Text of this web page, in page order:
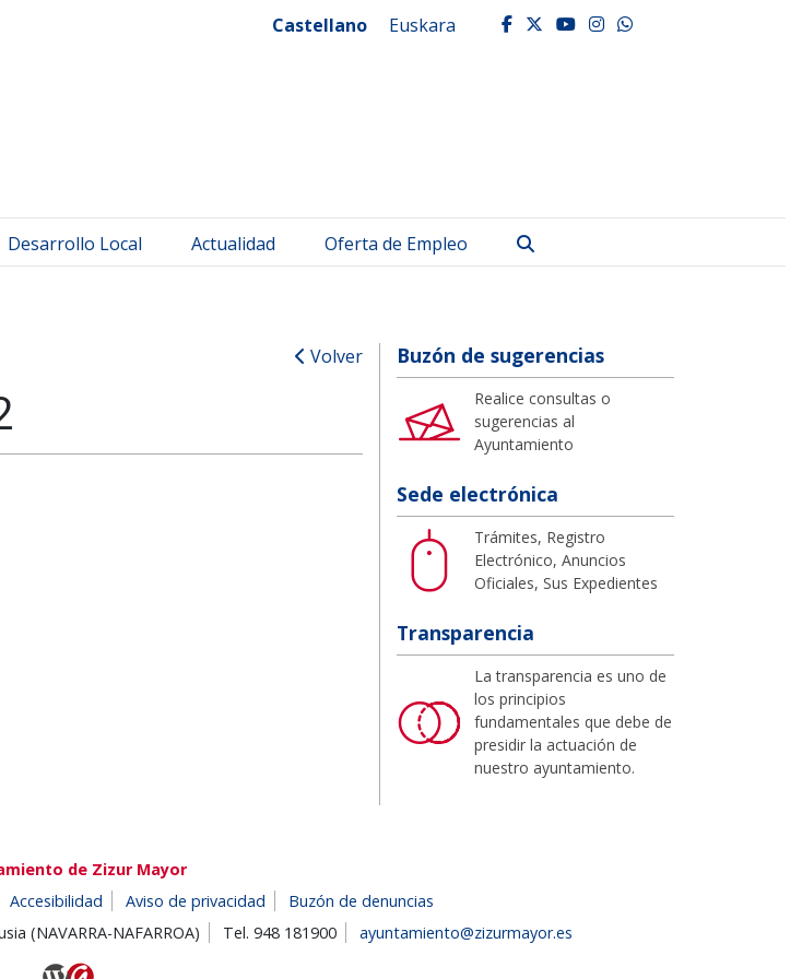
Castellano Euskara facebook
twitter
youtube
instagram
whatsapp
Desarrollo Local Actualidad Oferta de Empleo
Volver Buzón de sugerencias
Realice consultas o
sugerencias al
Ayuntamiento
Sede electrónica
Trámites, Registro
Electrónico, Anuncios
Oficiales, Sus Expedientes
Transparencia
La transparencia es uno de
los principios
fundamentales que debe de
presidir la actuación de
nuestro ayuntamiento.
de Zizur Mayor
Accesibilidad Aviso de privacidad
Buzón de denuncias
(NAVARRA-NAFARROA)
Tel. 948 181900 ayuntamiento@zizurmayor.es